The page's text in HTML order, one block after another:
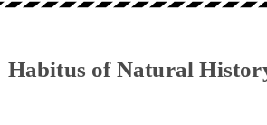
Habitus of Natural